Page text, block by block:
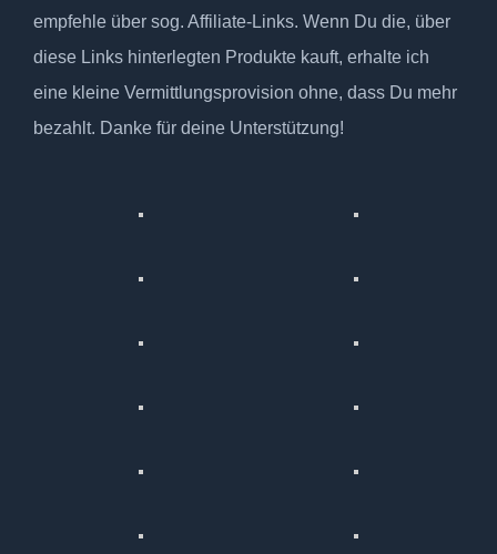
empfehle über sog. Affiliate-Links. Wenn Du die, über
diese Links hinterlegten Produkte kauft, erhalte ich
eine kleine Vermittlungsprovision ohne, dass Du mehr
bezahlt. Danke für deine Unterstützung!